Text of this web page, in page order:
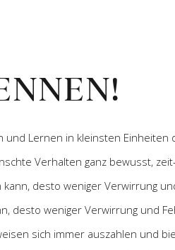
Lernen in kleinsten
Verhalten ganz bewusst,
desto weniger Verwirrung
desto weniger Verwirrung und
sich immer auszahlen und